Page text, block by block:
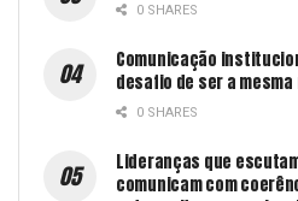
0 SHARES
Comunicação
desafio de ser a mesma
0 SHARES
Lideranças que
comunicam com